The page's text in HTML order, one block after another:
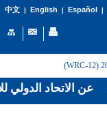
中文| English | Español |
عن الاتحاد الدولي